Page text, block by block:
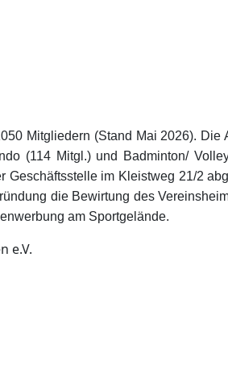
Mitgliedern (Stand Mai 2026).
(114 Mitgl.) und Badminton/
im Kleistweg 21/2
die Bewirtung des
am Sportgelände.